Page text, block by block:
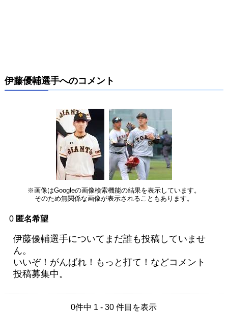
伊藤優輔選手へのコメント
※画像はGoogleの画像検索機能の結果を表示しています。
そのため無関係な画像が表示されることもあります。
0 匿名希望
伊藤優輔選手についてまだ誰も投稿していませ
ん。
いいぞ！がんばれ！もっと打て！などコメント
投稿募集中。
0件中 1 - 30 件目を表示